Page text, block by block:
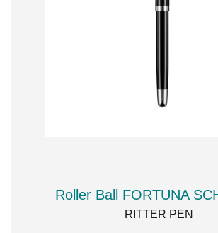
Roller Ball FORTUNA
RITTER PEN